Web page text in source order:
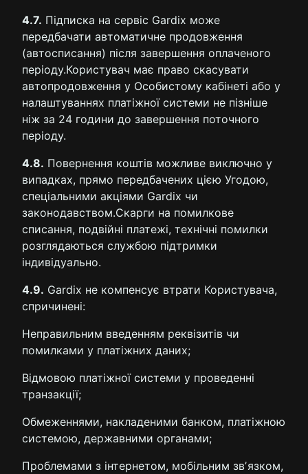
4.7. Підписка на сервіс Gardix може
передбачати автоматичне продовження
(автосписання) після завершення оплаченого
періоду.Користувач має право скасувати
автопродовження у Особистому кабінеті або у
налаштуваннях платіжної системи не пізніше
ніж за 24 години до завершення поточного
періоду.
4.8. Повернення коштів можливе виключно у
випадках, прямо передбачених цією Угодою,
спеціальними акціями Gardix чи
законодавством.Скарги на помилкове
списання, подвійні платежі, технічні помилки
розглядаються службою підтримки
індивідуально.
4.9. Gardix не компенсує втрати Користувача,
спричинені:
Неправильним введенням реквізитів чи
помилками у платіжних даних;
Відмовою платіжної системи у проведенні
транзакції;
Обмеженнями, накладеними банком, платіжною
системою, державними органами;
Проблемами з інтернетом, мобільним звʼязком,